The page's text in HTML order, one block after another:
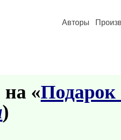
Авторы
на «Подарок
)